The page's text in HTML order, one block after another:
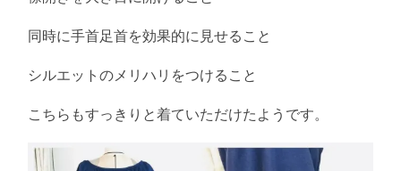
同時に手首足首を効果的に見せること
シルエットのメリハリをつけること
こちらもすっきりと着ていただけたようです。